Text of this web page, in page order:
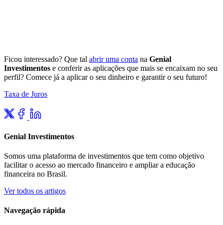
Ficou interessado? Que tal abrir uma conta na Genial
Investimentos e conferir as aplicações que mais se encaixam no seu
perfil? Comece já a aplicar o seu dinheiro e garantir o seu futuro!
Taxa de Juros
Genial Investimentos
Somos uma plataforma de investimentos que tem como objetivo
facilitar o acesso ao mercado financeiro e ampliar a educação
financeira no Brasil.
Ver todos os artigos
Navegação rápida